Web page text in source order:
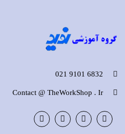
6832 9101 021
Contact @ TheWorkShop . Ir